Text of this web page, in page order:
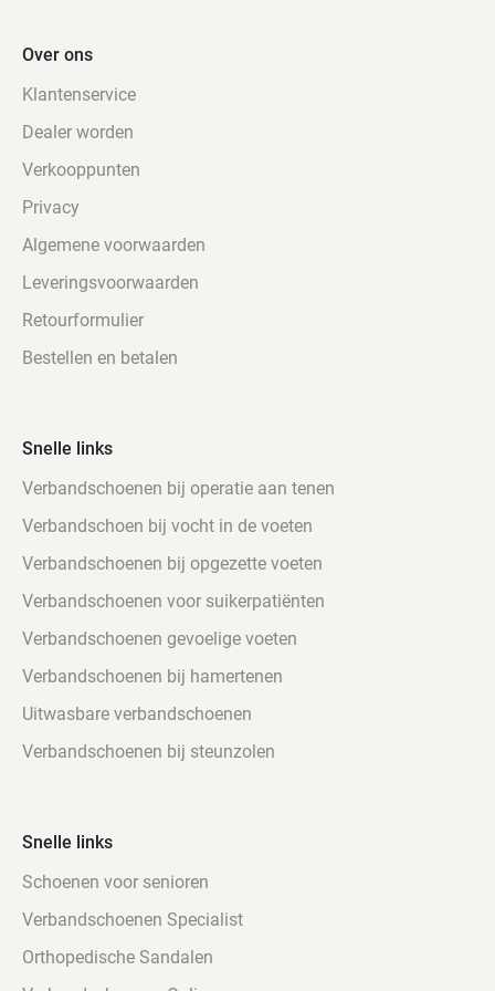
Over ons
Klantenservice
Dealer worden
Verkooppunten
Privacy
Algemene voorwaarden
Leveringsvoorwaarden
Retourformulier
Bestellen en betalen
Snelle links
Verbandschoenen bij operatie aan tenen
Verbandschoen bij vocht in de voeten
Verbandschoenen bij opgezette voeten
Verbandschoenen voor suikerpatiënten
Verbandschoenen gevoelige voeten
Verbandschoenen bij hamertenen
Uitwasbare verbandschoenen
Verbandschoenen bij steunzolen
Snelle links
Schoenen voor senioren
Verbandschoenen Specialist
Orthopedische Sandalen